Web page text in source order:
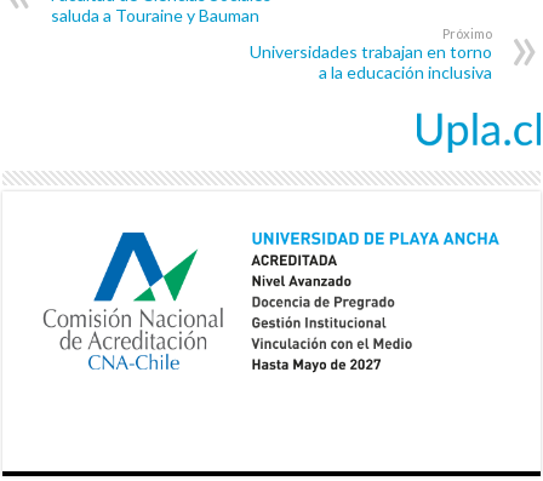
saluda a Touraine y Bauman
Próximo
Universidades trabajan en torno
a la educación inclusiva